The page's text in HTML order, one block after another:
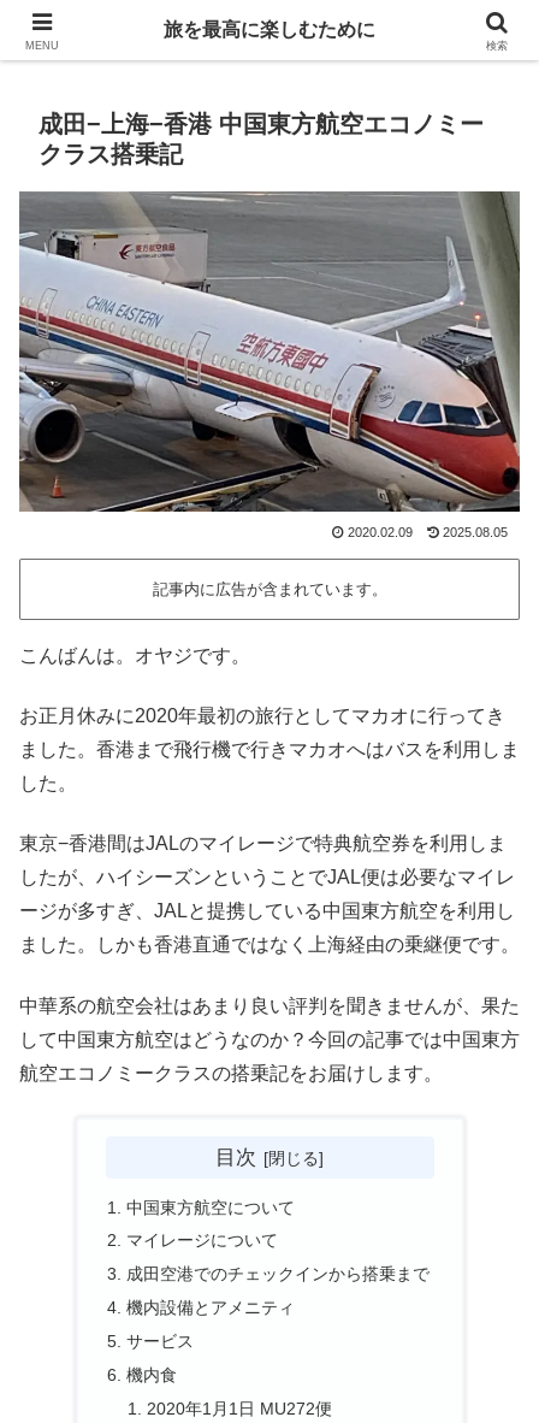
Life is travelling
成田−上海−香港 中国東方航空エコノミー
クラス搭乗記
2020.02.09 2025.08.05
記事内に広告が含まれています。
こんばんは。オヤジです。
お正月休みに2020年最初の旅行としてマカオに行ってき
ました。香港まで飛行機で行きマカオへはバスを利用しま
した。
東京−香港間はJALのマイレージで特典航空券を利用しま
したが、ハイシーズンということでJAL便は必要なマイレ
ージが多すぎ、JALと提携している中国東方航空を利用し
ました。しかも香港直通ではなく上海経由の乗継便です。
中華系の航空会社はあまり良い評判を聞きませんが、果た
して中国東方航空はどうなのか？今回の記事では中国東方
航空エコノミークラスの搭乗記をお届けします。
目次
中国東方航空について
マイレージについて
成田空港でのチェックインから搭乗まで
機内設備とアメニティ
サービス
機内食
2020年1月1日 MU272便
MENU
旅を最高に楽しむために
検索